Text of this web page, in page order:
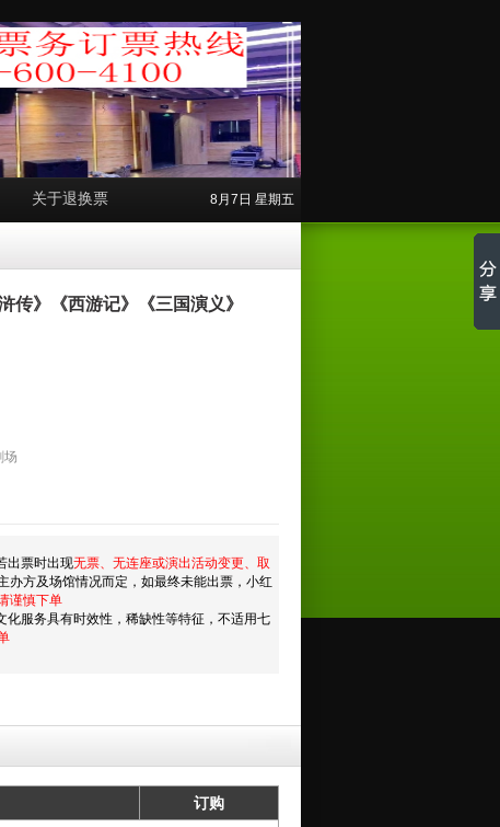
关于退换票 8月7日 星期五
传》《西游记》《三国演义》
场
出票时出现无票、无连座或演出活动变更、取
办方及场馆情况而定，如最终未能出票，小红
谨慎下单
服务具有时效性，稀缺性等特征，不适用七
订购